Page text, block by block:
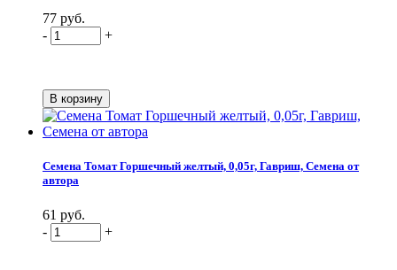
77 руб.
-
+
Семена Томат Горшечный желтый, 0,05г, Гавриш, Семена от
автора
61 руб.
-
+